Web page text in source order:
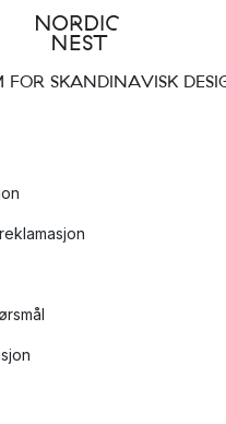
FOR SKANDINAVISK